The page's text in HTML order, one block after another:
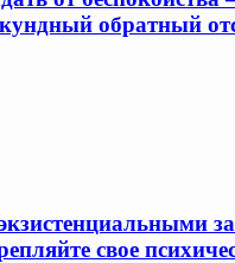
обратный
свое